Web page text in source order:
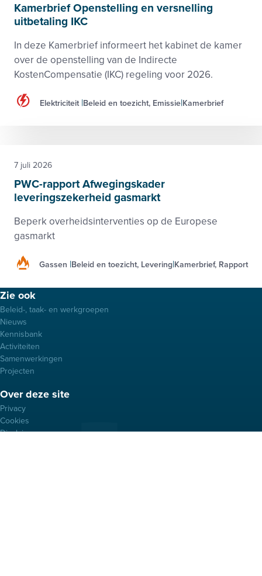
Kamerbrief Openstelling en versnelling
uitbetaling IKC
In deze Kamerbrief informeert het kabinet de kamer
over de openstelling van de Indirecte
KostenCompensatie (IKC) regeling voor 2026.
Elektriciteit Beleid en toezicht, Emissie Kamerbrief
PWC-rapport Afwegingskader
leveringszekerheid gasmarkt
Beperk overheidsinterventies op de Europese
gasmarkt
7 juli 2026
Gassen Beleid en toezicht, Levering Kamerbrief, Rapport
Footer
menu
Zie ook
Beleid-, taak- en werkgroepen
Nieuws
Kennisbank
Activiteiten
Samenwerkingen
Projecten
Over deze site
Privacy
Cookies
Disclaimer